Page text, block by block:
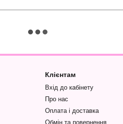
Клієнтам
Вхід до кабінету
Про нас
Оплата і доставка
Обмін та повернення